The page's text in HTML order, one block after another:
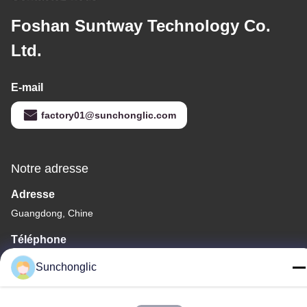
Foshan Suntway Technology Co.
Ltd.
E-mail
factory01@sunchonglic.com
Notre adresse
Adresse
Guangdong, Chine
Téléphone
86--13711271181
Sunchonglic